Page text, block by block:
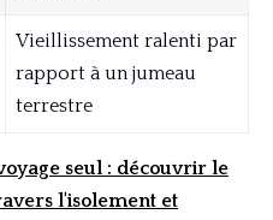
Vieillissement ralenti par
rapport à un jumeau
terrestre
seul : découvrir le
l'isolement et